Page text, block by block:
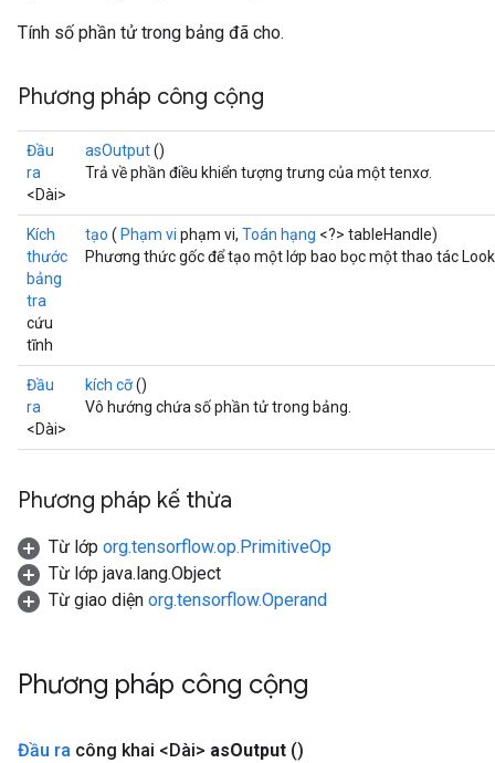
Tính số phần tử trong bảng đã cho.
Phương pháp công cộng
Đầu
ra
<Dài>
asOutput()
Trả về phần điều khiển tượng trưng của một tenxơ.
Kích
thước
bảng
tra
cứu
tĩnh
tạo ( Phạm vi phạm vi, Toán hạng <?> tableHandle)
Phương thức gốc để tạo một lớp bao bọc một thao tác
Đầu
ra
<Dài>
kích cỡ()
Vô hướng chứa số phần tử trong bảng.
Phương pháp kế thừa
Từ lớp org.tensorflow.op.PrimitiveOp
Từ lớp java.lang.Object
Từ giao diện org.tensorflow.Operand
Phương pháp công cộng
Đầu ra công khai <Dài> asOutput ()